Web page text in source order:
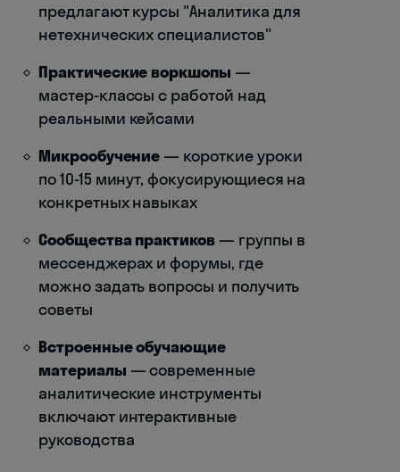
предлагают курсы "Аналитика для
нетехнических специалистов"
Практические воркшопы —
мастер-классы с работой над
реальными кейсами
Микрообучение — короткие уроки
по 10-15 минут, фокусирующиеся на
конкретных навыках
Сообщества практиков — группы в
мессенджерах и форумы, где
можно задать вопросы и получить
советы
Встроенные обучающие
материалы — современные
аналитические инструменты
включают интерактивные
руководства